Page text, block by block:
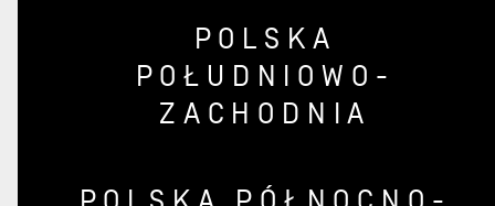
POLSKA
POŁUDNIOWO-
ZACHODNIA